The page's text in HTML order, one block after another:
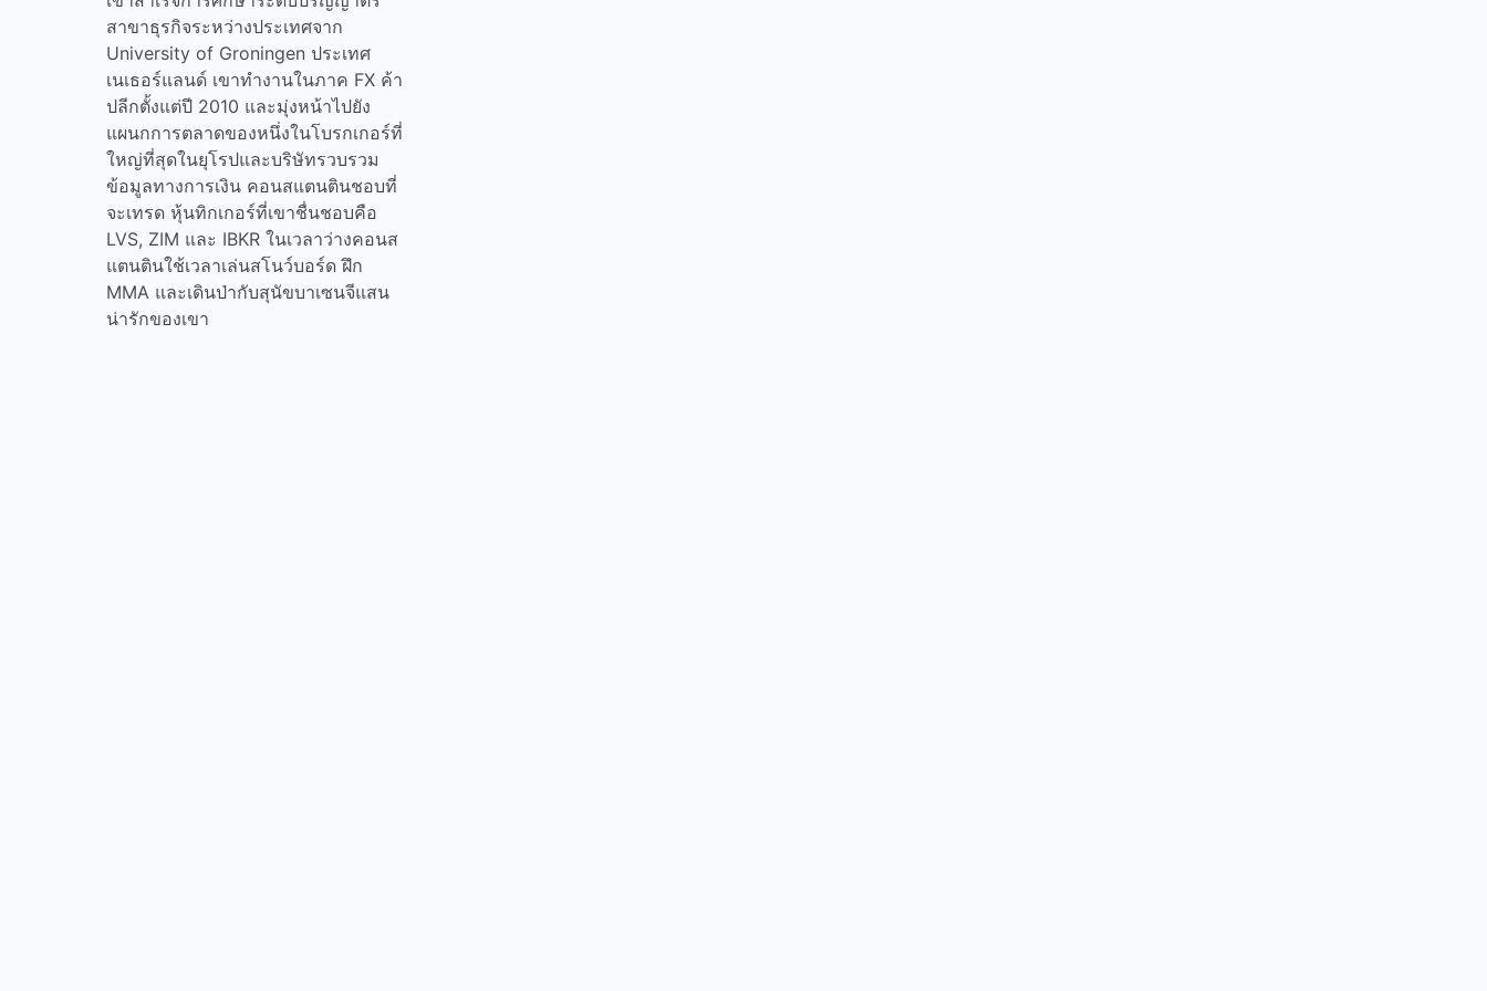
สาขาธุรกิจระหว่างประเทศจาก
University of Groningen ประเทศ
เนเธอร์แลนด์ เขาทำงานในภาค FX ค้า
ปลีกตั้งแต่ปี 2010 และมุ่งหน้าไปยัง
แผนกการตลาดของหนึ่งในโบรกเกอร์ที่
ใหญ่ที่สุดในยุโรปและบริษัทรวบรวม
ข้อมูลทางการเงิน คอนสแตนตินชอบที่
จะเทรด หุ้นทิกเกอร์ที่เขาชื่นชอบคือ
LVS, ZIM และ IBKR ในเวลาว่างคอนส
แตนตินใช้เวลาเล่นสโนว์บอร์ด ฝึก
MMA และเดินป่ากับสุนัขบาเซนจีแสน
น่ารักของเขา